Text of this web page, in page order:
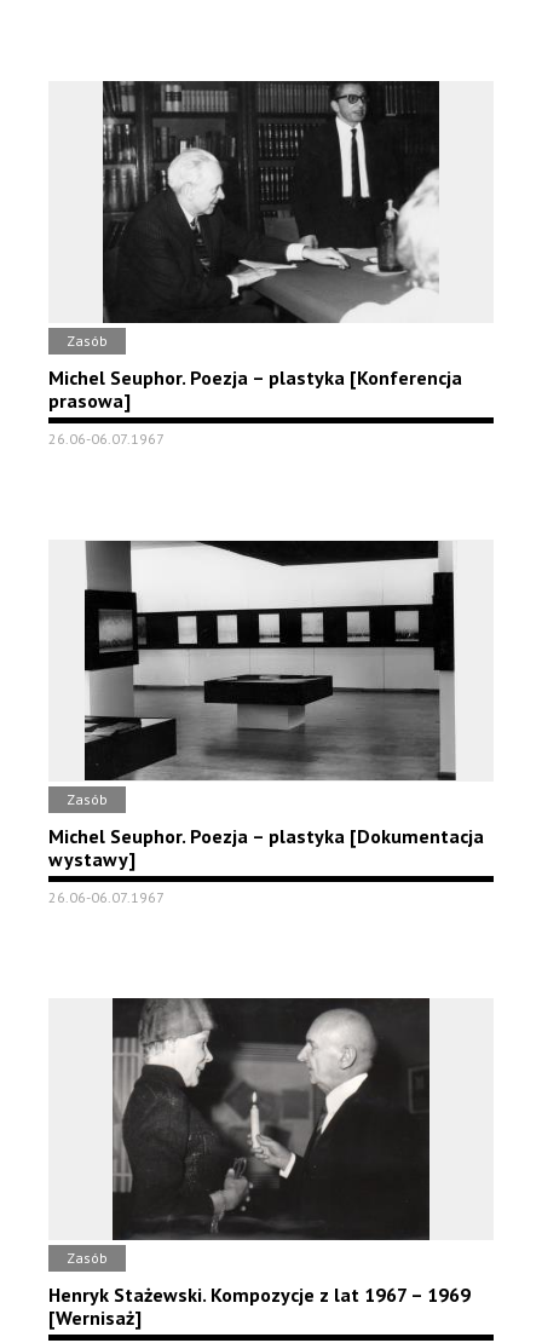
Zasób
Michel Seuphor. Poezja – plastyka [Konferencja
prasowa]
26.06-06.07.1967
Zasób
Michel Seuphor. Poezja – plastyka [Dokumentacja
wystawy]
26.06-06.07.1967
Zasób
Henryk Stażewski. Kompozycje z lat 1967 – 1969
[Wernisaż]